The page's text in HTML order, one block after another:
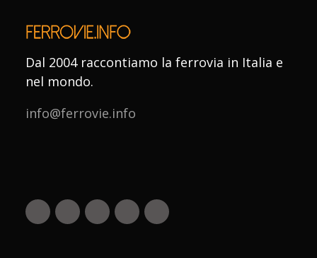
Dal 2004 raccontiamo la ferrovia in Italia e
nel mondo.
info@ferrovie.info